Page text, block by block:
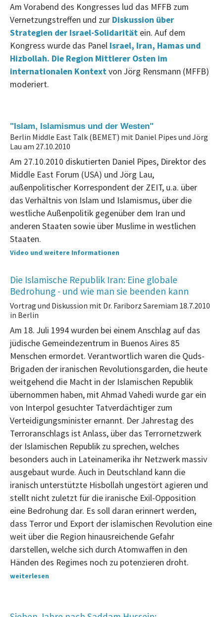
Am Vorabend des Kongresses lud das MFFB zum
Vernetzungstreffen und zur Diskussion über
Strategien der Israel-Solidarität ein. Auf dem
Kongress wurde das Panel Israel, Iran, Hamas und
Hizbollah. Die Region Mittlerer Osten im
internationalen Kontextvon Jörg Rensmann (MFFB)
moderiert.
"Islam, Islamismus und der Westen"
Berlin Middle East Talk (BEMET) mit Daniel Pipes und Jörg
Lau am 27.10.2010
Am 27.10.2010 diskutierten Daniel Pipes, Direktor des
Middle East Forum (USA) und Jörg Lau,
außenpolitischer Korrespondent der ZEIT, u.a. über
das Verhältnis von Islam und Islamismus, über die
westliche Außenpolitik gegenüber dem Iran und
anderen Staaten sowie über Muslime in westlichen
Staaten.
Video und weitere Informationen
Die Islamische Republik Iran: Eine globale
Bedrohung - und wie man sie beenden kann
Vortrag und Diskussion mit Dr. Fariborz Saremiam 18.7.2010
in Berlin
Am 18. Juli 1994 wurden bei einem Anschlag auf das
jüdische Gemeindezentrum in Buenos Aires 85
Menschen ermordet. Verantwortlich waren die Quds-
Brigaden der iranischen Revolutionsgarden, die heute
weitgehend die Macht in der Islamischen Republik
übernommen haben, mit Ahmad Vahedi wurde gar ein
von Interpol gesuchter Tatverdächtiger zum
Verteidigungsminister ernannt. Der Jahrestag des
Terroranschlags ist Anlass, über das Terrornetzwerk
der Islamischen Republik zu sprechen, welches
besonders auch in Lateinamerika ihr Netzwerk massiv
ausgebaut wurde. Auch in Deutschland kann die
iranisch unterstützte Hisbollah ungestört agieren und
stellt nicht zuletzt für die iranische Exil-Opposition
eine Bedrohung dar. Es soll daran erinnert werden,
dass Terror und Export der islamischen Revolution eine
weit über die Region hinausreichende Gefahr
darstellen, welche sich durch Atomwaffen in den
Händen des Regimes noch zu potenzieren droht.
weiterlesen